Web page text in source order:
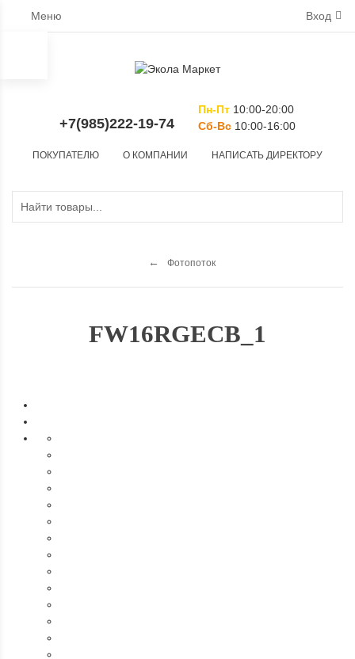
Меню Вход
+7(985)222-19-74
Пн-Пт 10:00-20:00
Сб-Вс 10:00-16:00
ПОКУПАТЕЛЮ О КОМПАНИИ НАПИСАТЬ ДИРЕКТОРУ
Фотопоток
FW16RGECB_1